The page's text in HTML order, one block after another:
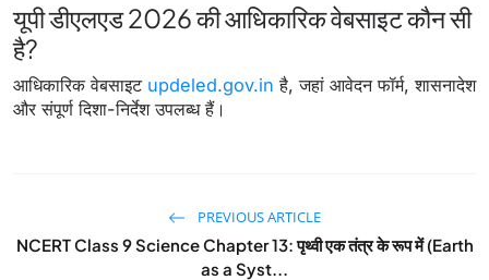
यूपी डीएलएड 2026 की आधिकारिक वेबसाइट कौन सी
है?
आधिकारिक वेबसाइट updeled.gov.in है, जहां आवेदन फॉर्म, शासनादेश
और संपूर्ण दिशा-निर्देश उपलब्ध हैं।
PREVIOUS ARTICLE
NCERT Class 9 Science Chapter 13: पृथ्वी एक तंत्र के रूप में (Earth
as a Syst...